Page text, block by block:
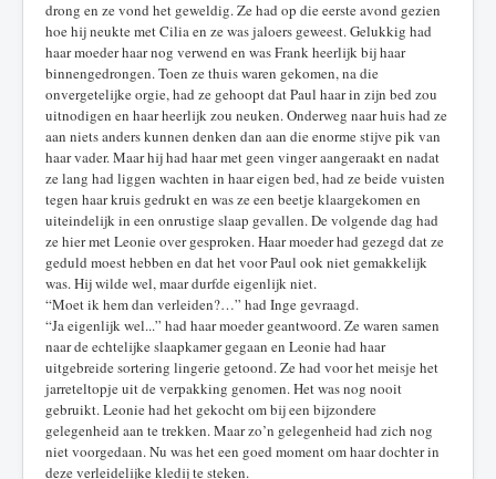
drong en ze vond het geweldig. Ze had op die eerste avond gezien
hoe hij neukte met Cilia en ze was jaloers geweest. Gelukkig had
haar moeder haar nog verwend en was Frank heerlijk bij haar
binnengedrongen. Toen ze thuis waren gekomen, na die
onvergetelijke orgie, had ze gehoopt dat Paul haar in zijn bed zou
uitnodigen en haar heerlijk zou neuken. Onderweg naar huis had ze
aan niets anders kunnen denken dan aan die enorme stijve pik van
haar vader. Maar hij had haar met geen vinger aangeraakt en nadat
ze lang had liggen wachten in haar eigen bed, had ze beide vuisten
tegen haar kruis gedrukt en was ze een beetje klaargekomen en
uiteindelijk in een onrustige slaap gevallen. De volgende dag had
ze hier met Leonie over gesproken. Haar moeder had gezegd dat ze
geduld moest hebben en dat het voor Paul ook niet gemakkelijk
was. Hij wilde wel, maar durfde eigenlijk niet.
“Moet ik hem dan verleiden?…” had Inge gevraagd.
“Ja eigenlijk wel...” had haar moeder geantwoord. Ze waren samen
naar de echtelijke slaapkamer gegaan en Leonie had haar
uitgebreide sortering lingerie getoond. Ze had voor het meisje het
jarreteltopje uit de verpakking genomen. Het was nog nooit
gebruikt. Leonie had het gekocht om bij een bijzondere
gelegenheid aan te trekken. Maar zo’n gelegenheid had zich nog
niet voorgedaan. Nu was het een goed moment om haar dochter in
deze verleidelijke kledij te steken.